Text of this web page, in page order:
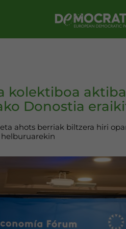
kolektiboa
Donostia
ahots berriak biltzera hiri